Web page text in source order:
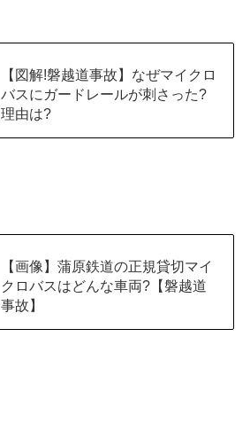
【図解!磐越道事故】なぜマイクロ
バスにガードレールが刺さった?
理由は?
【画像】蒲原鉄道の正規貸切マイ
クロバスはどんな車両?【磐越道
事故】